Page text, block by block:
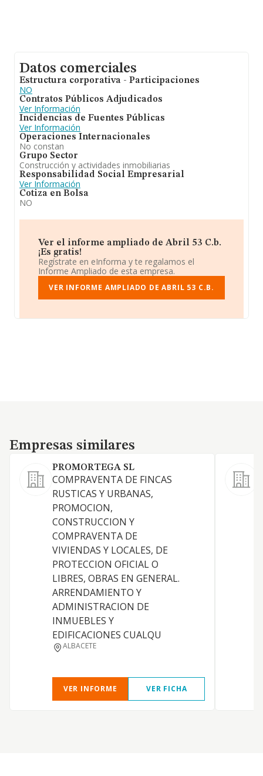
Datos comerciales
Estructura corporativa - Participaciones
NO
Contratos Públicos Adjudicados
Ver Información
Incidencias de Fuentes Públicas
Ver Información
Operaciones Internacionales
No constan
Grupo Sector
Construcción y actividades inmobiliarias
Responsabilidad Social Empresarial
Ver Información
Cotiza en Bolsa
NO
Ver el informe ampliado de Abril 53 C.b.
¡Es gratis!
Regístrate en eInforma y te regalamos el
Informe Ampliado de esta empresa.
VER INFORME AMPLIADO DE ABRIL 53 C.B.
Empresas similares
Empresas similares
PROMORTEGA SL
COMPRAVENTA DE FINCAS
RUSTICAS Y URBANAS,
PROMOCION,
CONSTRUCCION Y
COMPRAVENTA DE
VIVIENDAS Y LOCALES, DE
PROTECCION OFICIAL O
LIBRES, OBRAS EN GENERAL.
ARRENDAMIENTO Y
ADMINISTRACION DE
INMUEBLES Y
EDIFICACIONES CUALQU
ALBACETE
VER INFORME VER FICHA